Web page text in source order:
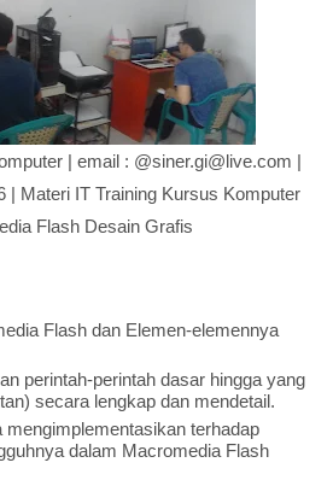
| email : @siner.gi@live.com |
| Materi IT Training Kursus Komputer
Flash Desain Grafis
Flash dan Elemen-elemennya
perintah-perintah dasar hingga yang
secara lengkap dan mendetail.
terhadap
dalam Macromedia Flash